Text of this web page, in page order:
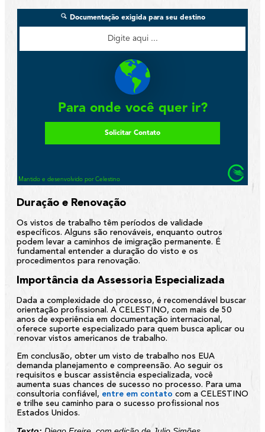
Duração e Renovação
Os vistos de trabalho têm períodos de validade
específicos. Alguns são renováveis, enquanto outros
podem levar a caminhos de imigração permanente. É
fundamental entender a duração do visto e os
procedimentos para renovação.
Importância da Assessoria Especializada
Dada a complexidade do processo, é recomendável buscar
orientação profissional. A CELESTINO, com mais de 50
anos de experiência em documentação internacional,
oferece suporte especializado para quem busca aplicar ou
renovar vistos americanos de trabalho.
Em conclusão, obter um visto de trabalho nos EUA
demanda planejamento e compreensão. Ao seguir os
requisitos e buscar assistência especializada, você
aumenta suas chances de sucesso no processo. Para uma
consultoria confiável, entre em contato com a CELESTINO
e trilhe seu caminho para o sucesso profissional nos
Estados Unidos.